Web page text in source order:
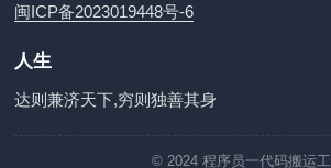
闽ICP备2023019448号-6
人生
达则兼济天下,穷则独善其身
© 2024程序员一代码搬运工